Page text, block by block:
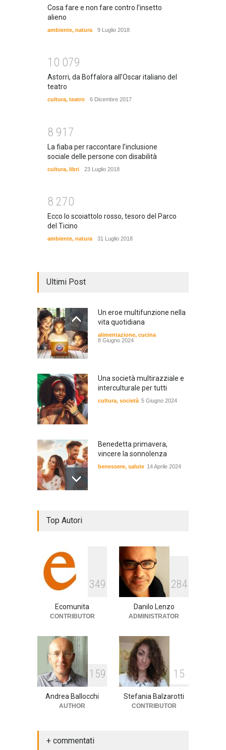
Cosa fare e non fare contro l’insetto
alieno
ambiente, natura 9 Luglio 2018
1 0 079
Astorri, da Boffalora all’Oscar italiano del
teatro
cultura, teatro 6 Dicembre 2017
8 91 7
La fiaba per raccontare l’inclusione
sociale delle persone con disabilità
cultura, libri 23 Luglio 2018
8 270
Ecco lo scoiattolo rosso, tesoro del Parco
del Ticino
ambiente, natura 31 Luglio 2018
Ultimi Post
Un eroe multifunzione nella
vita quotidiana
alimentazione, cucina
8 Giugno 2024
Una società multirazziale e
interculturale per tutti
cultura, società 5 Giugno 2024
Benedetta primavera,
vincere la sonnolenza
benessere, salute 14 Aprile 2024
E tu hai paura del buio?
cultura società 1 Aprile 2024
Top Autori
349
Ecomunita
CONTRIBUTOR
284
Danilo Lenzo
ADMINISTRATOR
1 59
Andrea Ballocchi
AUTHOR
1 5
Stefania Balzarotti
CONTRIBUTOR
+ commentati